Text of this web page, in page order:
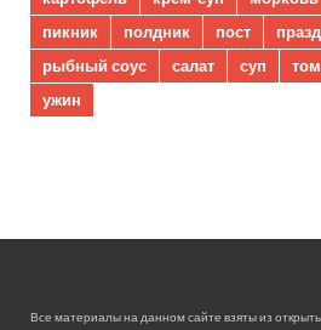
пикник
полдник пост
рыбный соус
салат суп
ужин
Все материалы на данном сайте взяты из